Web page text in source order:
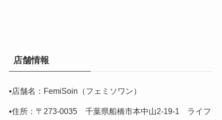
店舗情報
▪️店舗名：FemiSoin（フェミソワン）
▪️住所：〒273-0035 千葉県船橋市本中山2-19-1 ライフ